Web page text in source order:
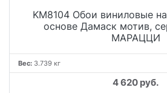
KM8104 Обои виниловые
основе Дамаск мотив,
МАРАЦЦИ
Вес: 3.739 кг
4 620 руб.